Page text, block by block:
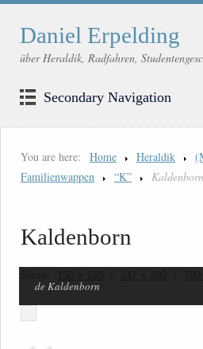
Daniel Erpelding
über Heraldik, Radfahren,
Secondary Navigation
You are here: Home Heraldik
Familienwappen
“K” Kaldenborn
Kaldenborn
150 × 150 247 × 300 700
de Kaldenborn